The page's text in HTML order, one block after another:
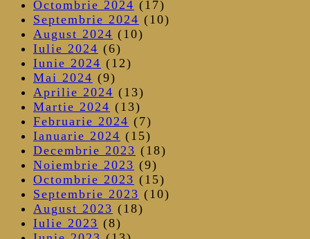
Octombrie 2024 (17)
Septembrie 2024 (10)
August 2024 (10)
Iulie 2024 (6)
Iunie 2024 (12)
Mai 2024 (9)
Aprilie 2024 (13)
Martie 2024 (13)
Februarie 2024 (7)
Ianuarie 2024 (15)
Decembrie 2023 (18)
Noiembrie 2023 (9)
Octombrie 2023 (15)
Septembrie 2023 (10)
August 2023 (18)
Iulie 2023 (8)